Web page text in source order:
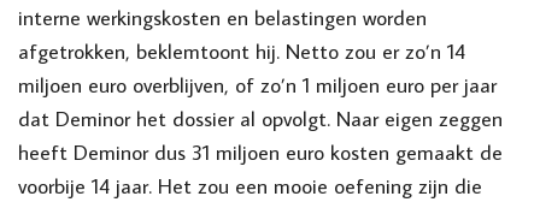
interne werkingskosten en belastingen worden
afgetrokken, beklemtoont hij. Netto zou er zo’n 14
miljoen euro overblijven, of zo’n 1 miljoen euro per jaar
dat Deminor het dossier al opvolgt. Naar eigen zeggen
heeft Deminor dus 31 miljoen euro kosten gemaakt de
voorbije 14 jaar. Het zou een mooie oefening zijn die